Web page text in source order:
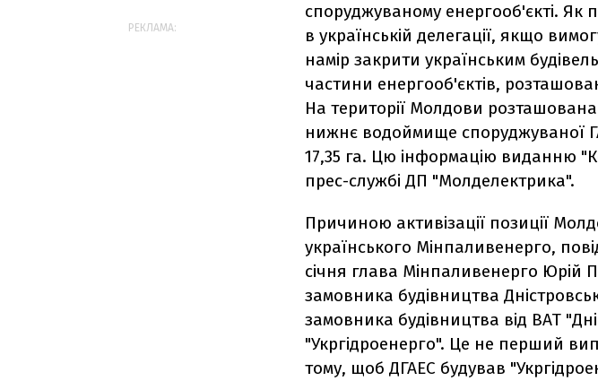
споруджуваному енергооб'єкті.
в українській делегації, якщо
намір закрити українським
частини енергооб'єктів,
На території Молдови
нижнє водоймище споруджуваної
17,35 га. Цю інформацію виданню
прес-службі ДП "Молделектрика".
Причиною активізації позиції
українського Мінпаливенерго,
січня глава Мінпаливенерго
замовника будівництва
замовника будівництва від ВАТ
"Укргідроенерго". Це не перший
тому, щоб ДГАЕС будував
РЕКЛАМА: